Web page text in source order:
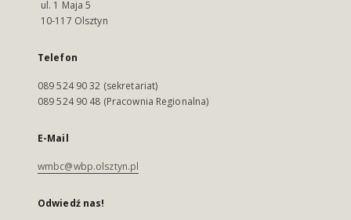
ul. 1 Maja 5
10-117 Olsztyn
Telefon
089 524 90 32 (sekretariat)
089 524 90 48 (Pracownia Regionalna)
E-Mail
wmbc@wbp.olsztyn.pl
Odwiedź nas!